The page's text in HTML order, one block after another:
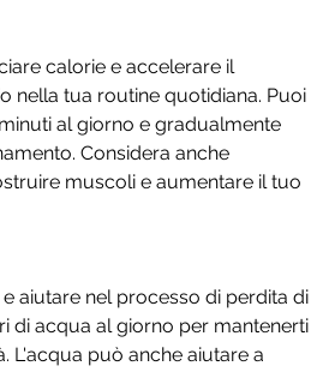
calorie e accelerare il
nella tua routine quotidiana. Puoi
al giorno e gradualmente
Considera anche
muscoli e aumentare il tuo
aiutare nel processo di perdita di
di acqua al giorno per mantenerti
L'acqua può anche aiutare a